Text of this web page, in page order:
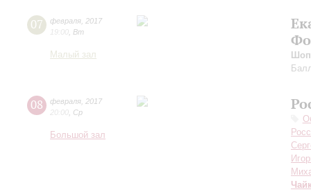
07 февраля 2017
19:00 Вт
Малый зал
08 февраля 2017
20:00 Ср
Большой зал